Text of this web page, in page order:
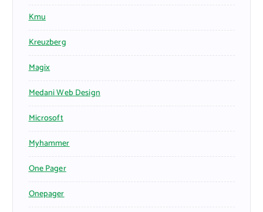
Kmu
Kreuzberg
Magix
Medani Web Design
Microsoft
Myhammer
One Pager
Onepager